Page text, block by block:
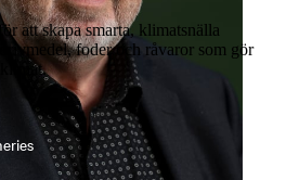
att skapa smarta, klimatsnälla
foder och råvaror som gör